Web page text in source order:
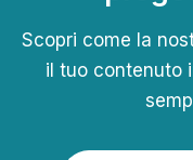
Scopri come la
il tuo contenuto